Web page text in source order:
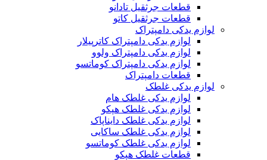
قطعات جرثقیل تادانو
قطعات جرثقیل کاتو
لوازم یدکی دامپتراک
لوازم یدکی دامپتراک کاترپیلار
لوازم یدکی دامپتراک ولوو
لوازم یدکی دامپتراک کوماتسو
قطعات دامپتراک
لوازم یدکی غلطک
لوازم یدکی غلطک هام
لوازم یدکی غلطک هپکو
لوازم یدکی غلطک دایناپاک
لوازم یدکی غلطک ساکایی
لوازم یدکی غلطک کوماتسو
قطعات غلطک هپکو